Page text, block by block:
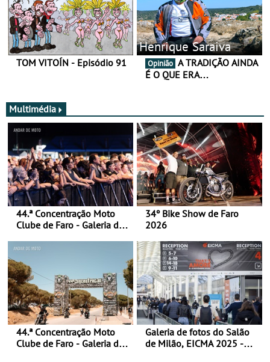
TOM VITOÍN - Episódio 91
Henrique Saraiva
Opinião
É O QUE ERA…
Multimédia
44.ª Concentração Moto
Clube de Faro - Galeria de
34º Bike Show de Faro
2026
44.ª Concentração Moto
Clube de Faro - Galeria de
Galeria de fotos do Salão
de Milão, EICMA 2025 -